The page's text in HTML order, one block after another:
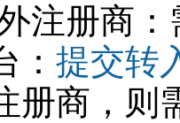
注册商
： 提交转
册商，则